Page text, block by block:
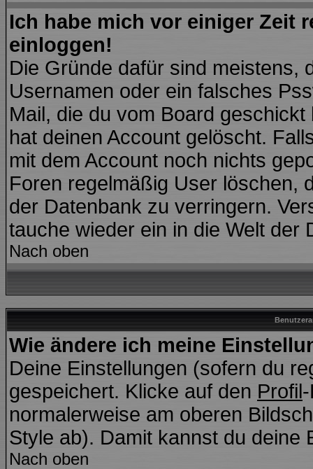
Ich habe mich vor einiger Zeit
einloggen!
Die Gründe dafür sind meistens,
Usernamen oder ein falsches
Mail, die du vom Board
hat deinen Account gelöscht.
mit dem Account noch nichts
Foren regelmäßig User löschen,
der Datenbank zu verringern.
tauche wieder ein in die Welt der
Nach oben
Wie ändere ich meine
Deine Einstellungen (sofern du
gespeichert. Klicke auf den Profil
normalerweise am oberen
Style ab). Damit kannst du deine
Nach oben